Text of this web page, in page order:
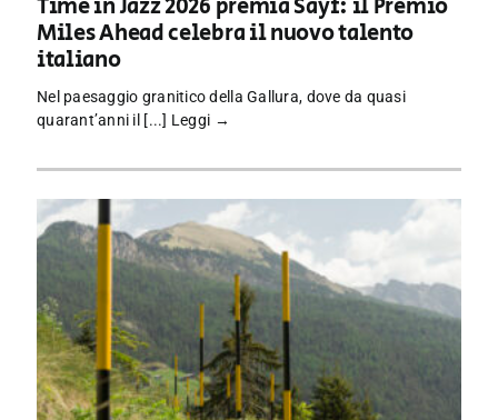
Time in Jazz 2026 premia Sayf: il Premio
Miles Ahead celebra il nuovo talento
italiano
Nel paesaggio granitico della Gallura, dove da quasi
quarant’anni il [...] Leggi →